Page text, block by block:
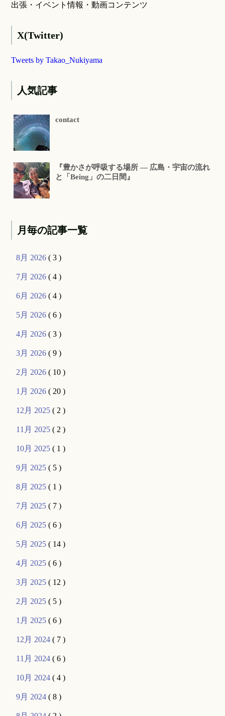
出張・イベント情報・動画コンテンツ
X(Twitter)
Tweets by Takao_Nukiyama
人気記事
contact
『豊かさが呼吸する場所 ― 広島・宇宙の流れ
と「Being」の二日間』
月毎の記事一覧
8月 2026( 3 )
7月 2026( 4 )
6月 2026( 4 )
5月 2026( 6 )
4月 2026( 3 )
3月 2026( 9 )
2月 2026( 10 )
1月 2026( 20 )
12月 2025( 2 )
11月 2025( 2 )
10月 2025( 1 )
9月 2025( 5 )
8月 2025( 1 )
7月 2025( 7 )
6月 2025( 6 )
5月 2025( 14 )
4月 2025( 6 )
3月 2025( 12 )
2月 2025( 5 )
1月 2025( 6 )
12月 2024( 7 )
11月 2024( 6 )
10月 2024( 4 )
9月 2024( 8 )